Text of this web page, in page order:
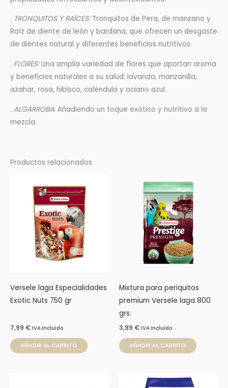
. TRONQUITOS Y RAÍCES:Tronquitos de Pera, de manzano y
Raíz de diente de león y bardana, que ofrecen un desgaste
de dientes natural y diferentes beneficios nutritivos.
. FLORES:Una amplia variedad de flores que aportan aroma
y beneficios naturales a su salud: lavanda, manzanilla,
azahar, rosa, hibisco, caléndula y aciano azul.
. ALGARROBA: Añadiendo un toque exótico y nutritivo a la
mezcla.
Productos relacionados
Versele laga Especialidades
Exotic Nuts 750 gr
7,99 € IVA Incluido
AÑADIR AL CARRITO
Mixtura para periquitos
premium Versele laga 800
grs.
3,99 € IVA Incluido
AÑADIR AL CARRITO
Rango